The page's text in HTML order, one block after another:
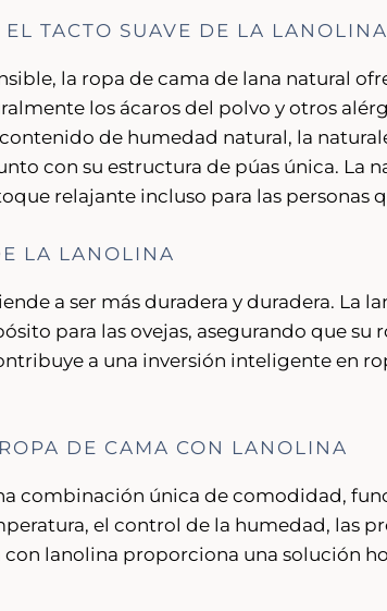
TACTO SUAVE DE LA LANOLINA
la ropa de cama de lana natural
los ácaros del polvo y otros
de humedad natural, la
con su estructura de púas única. La
relajante incluso para las personas
LA LANOLINA
a ser más duradera y duradera. La
para las ovejas, asegurando que su
a una inversión inteligente en
DE CAMA CON LANOLINA
combinación única de comodidad,
el control de la humedad, las
lanolina proporciona una solución